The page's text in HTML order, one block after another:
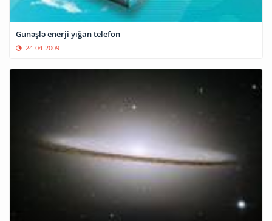
Günəşlə enerji yığan telefon
24-04-2009